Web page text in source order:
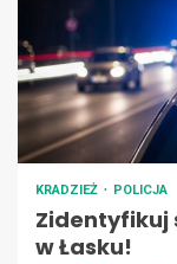
KRADZIEŻ POLICJA
Zidentyfikuj
w Łasku!